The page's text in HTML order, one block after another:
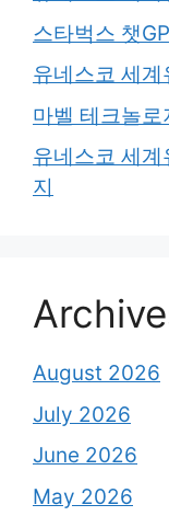
스타벅스 챗
유네스코 세계
마벨 테크놀
유네스코 세
지
August 2026
July 2026
June 2026
May 2026